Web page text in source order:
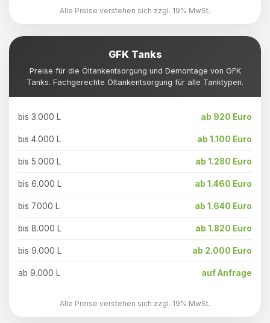
Alle Preise verstehen sich zzgl. 19% MwSt.
GFK Tanks
Preise für die Öltankentsorgung und Demontage von GFK
Tanks. Fachgerechte Öltankentsorgung für alle Tanktypen.
bis 3.000 L ab 920 Euro
bis 4.000 L ab 1.100 Euro
bis 5.000 L ab 1.280 Euro
bis 6.000 L ab 1.460 Euro
bis 7.000 L ab 1.640 Euro
bis 8.000 L ab 1.820 Euro
bis 9.000 L ab 2.000 Euro
ab 9.000 L auf Anfrage
Alle Preise verstehen sich zzgl. 19% MwSt.